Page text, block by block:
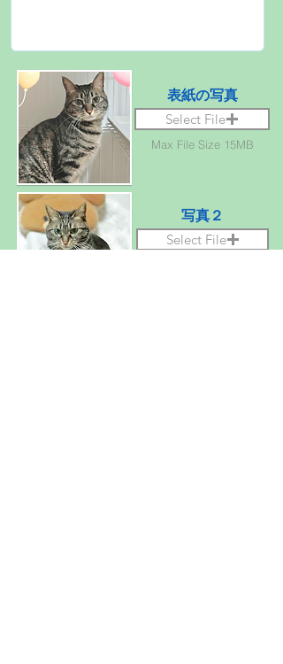
表紙の写真
Select File
Max File Size 15MB
写真２
Select File